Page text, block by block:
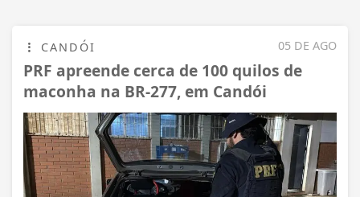
05 DE AGO
CANDÓI
PRF apreende cerca de 100 quilos de
maconha na BR-277, em Candói